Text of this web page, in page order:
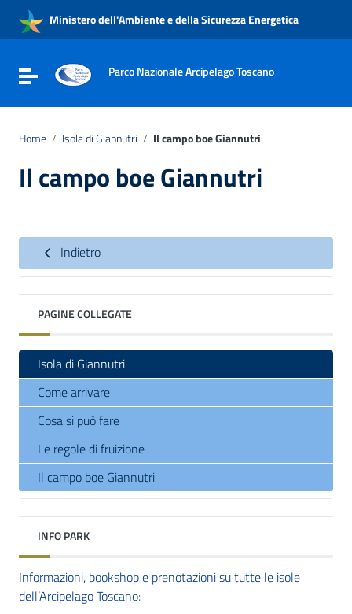
Vai al menu di navigazione
Vai al footer
Ministero dell'Ambiente e della Sicurezza Energetica
Attiva / disattiva la navigazione
Parco Nazionale Arcipelago Toscano
Home / Isola di Giannutri / Il campo boe Giannutri
Il campo boe Giannutri
Indietro
PAGINE COLLEGATE
Isola di Giannutri
Come arrivare
Cosa si può fare
Le regole di fruizione
Il campo boe Giannutri
INFO PARK
Informazioni, bookshop e prenotazioni su tutte le isole
dell’Arcipelago Toscano: